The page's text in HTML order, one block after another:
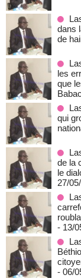
dans
de
les
que
qui
de la
le
27/
- 13/
- 06/